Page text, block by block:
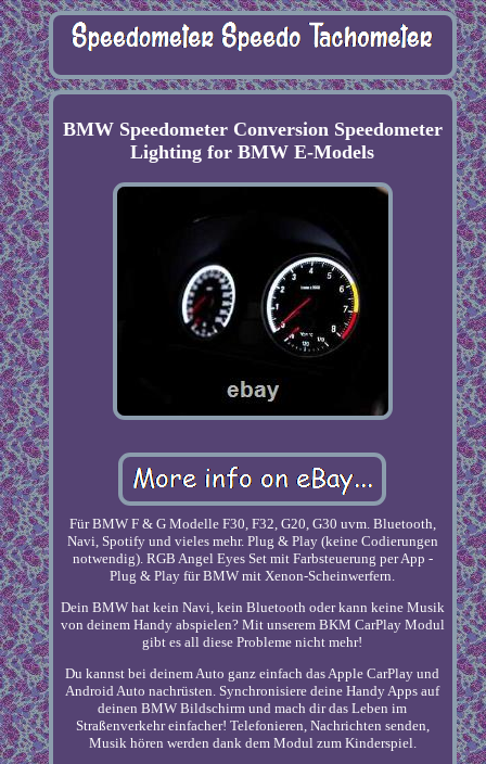
BMW Speedometer Conversion Speedometer
Lighting for BMW E-Models
Für BMW F & G Modelle F30, F32, G20, G30 uvm. Bluetooth,
Navi, Spotify und vieles mehr. Plug & Play (keine Codierungen
notwendig). RGB Angel Eyes Set mit Farbsteuerung per App -
Plug & Play für BMW mit Xenon-Scheinwerfern.
Dein BMW hat kein Navi, kein Bluetooth oder kann keine Musik
von deinem Handy abspielen? Mit unserem BKM CarPlay Modul
gibt es all diese Probleme nicht mehr!
Du kannst bei deinem Auto ganz einfach das Apple CarPlay und
Android Auto nachrüsten. Synchronisiere deine Handy Apps auf
deinen BMW Bildschirm und mach dir das Leben im
Straßenverkehr einfacher! Telefonieren, Nachrichten senden,
Musik hören werden dank dem Modul zum Kinderspiel.